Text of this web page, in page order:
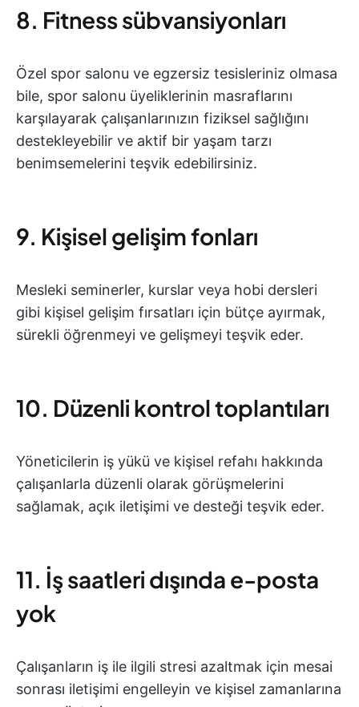
8. Fitness sübvansiyonları
Özel spor salonu ve egzersiz tesisleriniz olmasa
bile, spor salonu üyeliklerinin masraflarını
karşılayarak çalışanlarınızın fiziksel sağlığını
destekleyebilir ve aktif bir yaşam tarzı
benimsemelerini teşvik edebilirsiniz.
9. Kişisel gelişim fonları
Mesleki seminerler, kurslar veya hobi dersleri
gibi kişisel gelişim fırsatları için bütçe ayırmak,
sürekli öğrenmeyi ve gelişmeyi teşvik eder.
10. Düzenli kontrol toplantıları
Yöneticilerin iş yükü ve kişisel refahı hakkında
çalışanlarla düzenli olarak görüşmelerini
sağlamak, açık iletişimi ve desteği teşvik eder.
11. İş saatleri dışında e-posta
yok
Çalışanların iş ile ilgili stresi azaltmak için mesai
sonrası iletişimi engelleyin ve kişisel zamanlarına